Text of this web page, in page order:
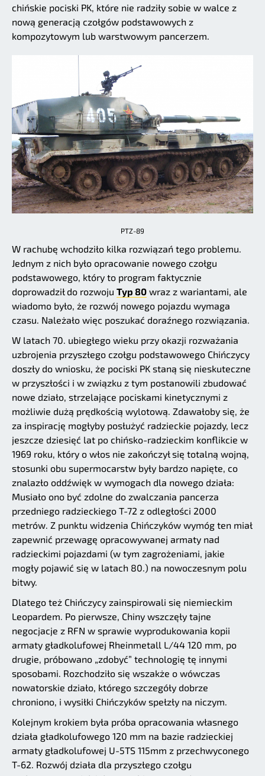
chińskie pociski PK, które nie radziły sobie w walce z
nową generacją czołgów podstawowych z
kompozytowym lub warstwowym pancerzem.
PTZ-89
W rachubę wchodziło kilka rozwiązań tego problemu.
Jednym z nich było opracowanie nowego czołgu
podstawowego, który to program faktycznie
doprowadził do rozwoju Typ 80 wraz z wariantami, ale
wiadomo było, że rozwój nowego pojazdu wymaga
czasu. Należało więc poszukać doraźnego rozwiązania.
W latach 70. ubiegłego wieku przy okazji rozważania
uzbrojenia przyszłego czołgu podstawowego Chińczycy
doszły do wniosku, że pociski PK staną się nieskuteczne
w przyszłości i w związku z tym postanowili zbudować
nowe działo, strzelające pociskami kinetycznymi z
możliwie dużą prędkością wylotową. Zdawałoby się, że
za inspirację mogłyby posłużyć radzieckie pojazdy, lecz
jeszcze dziesięć lat po chińsko-radzieckim konflikcie w
1969 roku, który o włos nie zakończył się totalną wojną,
stosunki obu supermocarstw były bardzo napięte, co
znalazło oddźwięk w wymogach dla nowego działa:
Musiało ono być zdolne do zwalczania pancerza
przedniego radzieckiego T-72 z odległości 2000
metrów. Z punktu widzenia Chińczyków wymóg ten miał
zapewnić przewagę opracowywanej armaty nad
radzieckimi pojazdami (w tym zagrożeniami, jakie
mogły pojawić się w latach 80.) na nowoczesnym polu
bitwy.
Dlatego też Chińczycy zainspirowali się niemieckim
Leopardem. Po pierwsze, Chiny wszczęły tajne
negocjacje z RFN w sprawie wyprodukowania kopii
armaty gładkolufowej Rheinmetall L/44 120 mm, po
drugie, próbowano „zdobyć” technologię tę innymi
sposobami. Rozchodziło się wszakże o wówczas
nowatorskie działo, którego szczegóły dobrze
chroniono, i wysiłki Chińczyków spełzły na niczym.
Kolejnym krokiem była próba opracowania własnego
działa gładkolufowego 120 mm na bazie radzieckiej
armaty gładkolufowej U-5TS 115mm z przechwyconego
T-62. Rozwój działa dla przyszłego czołgu